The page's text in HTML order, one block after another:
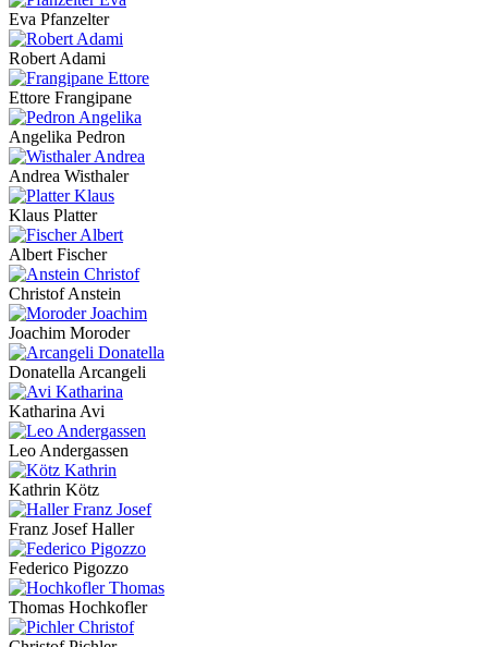
Eva Pfanzelter
Robert Adami
Ettore Frangipane
Angelika Pedron
Andrea Wisthaler
Klaus Platter
Albert Fischer
Christof Anstein
Joachim Moroder
Donatella Arcangeli
Katharina Avi
Leo Andergassen
Kathrin Kötz
Franz Josef Haller
Federico Pigozzo
Thomas Hochkofler